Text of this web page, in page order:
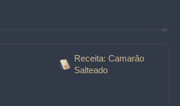
Receita: Camarão
Salteado